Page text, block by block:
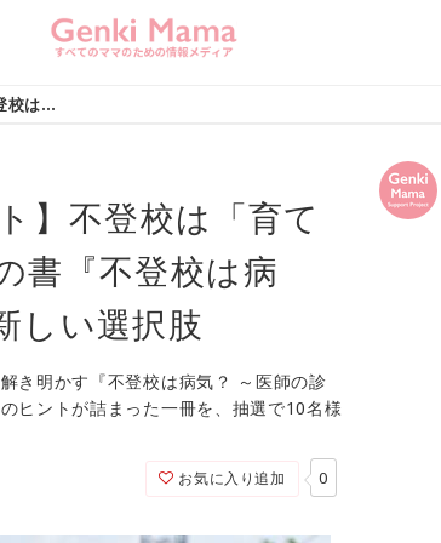
【抽選で10名様にプレゼント】不登校は「育て方」のせいじゃない。話題の書『不登校は病気？』に学ぶ、家族を救う新しい選択肢
】不登校は「育て
書『不登校は病
しい選択肢
き明かす『不登校は病気？ ～医師の診
ヒントが詰まった一冊を、抽選で10名様
お気に入り追加 0